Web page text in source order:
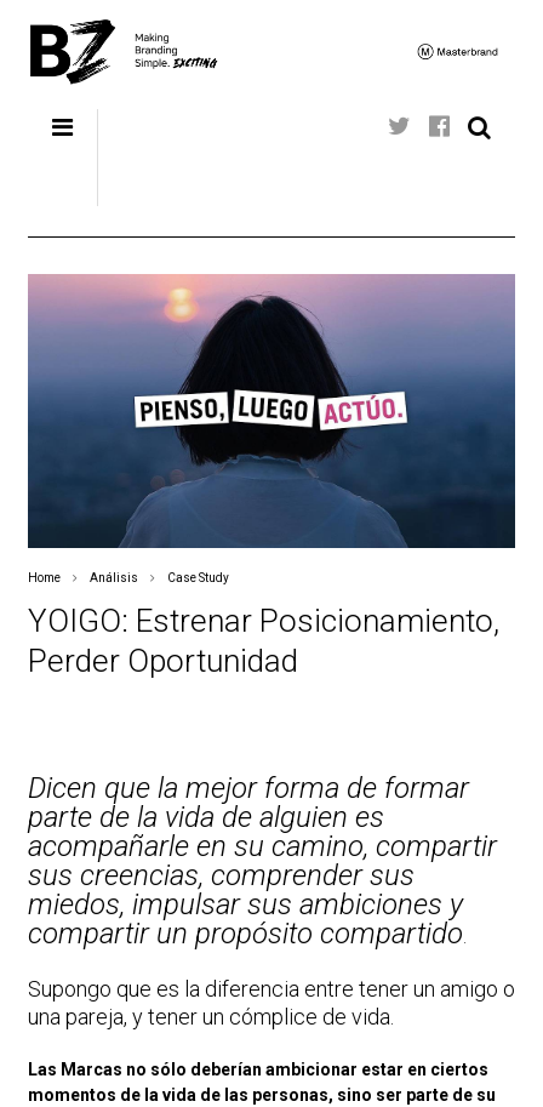
Home Análisis Case Study
YOIGO: Estrenar Posicionamiento,
Perder Oportunidad
Dicen que la mejor forma de formar
parte de la vida de alguien es
acompañarle en su camino, compartir
sus creencias, comprender sus
miedos, impulsar sus ambiciones y
compartir un propósito compartido.
Supongo que es la diferencia entre tener un amigo o
una pareja, y tener un cómplice de vida.
Las Marcas no sólo deberían ambicionar estar en ciertos
momentos de la vida de las personas, sino ser parte de su